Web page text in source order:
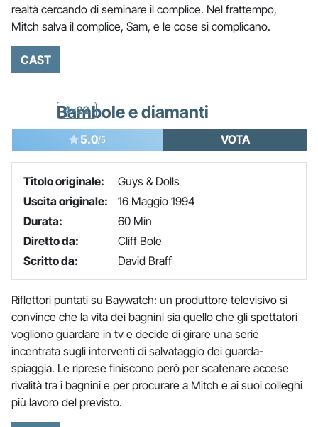
realtà cercando di seminare il complice. Nel frattempo,
Mitch salva il complice, Sam, e le cose si complicano.
CAST
4x22
Bambole e diamanti
5.0/5 VOTA
Titolo originale:
Guys & Dolls
Uscita originale:
16 Maggio 1994
Durata:
60 Min
Diretto da:
Cliff Bole
Scritto da:
David Braff
Riflettori puntati su Baywatch: un produttore televisivo si
convince che la vita dei bagnini sia quello che gli spettatori
vogliono guardare in tv e decide di girare una serie
incentrata sugli interventi di salvataggio dei guarda-
spiaggia. Le riprese finiscono però per scatenare accese
rivalità tra i bagnini e per procurare a Mitch e ai suoi colleghi
più lavoro del previsto.